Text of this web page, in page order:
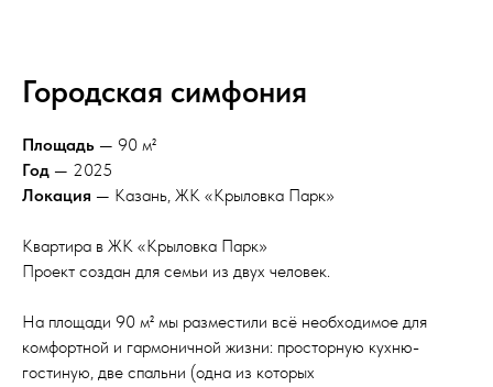
Городская симфония
Площадь — 90 м²
Год — 2025
Локация — Казань, ЖК «Крыловка Парк»
Квартира в ЖК «Крыловка Парк»
Проект создан для семьи из двух человек.
На площади 90 м² мы разместили всё необходимое для
комфортной и гармоничной жизни: просторную кухню-
гостиную, две спальни (одна из которых